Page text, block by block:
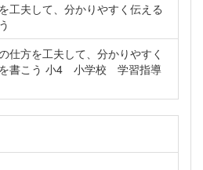
工夫して、分かりやすく伝える
方を工夫して、分かりやすく
書こう 小4 小学校 学習指導